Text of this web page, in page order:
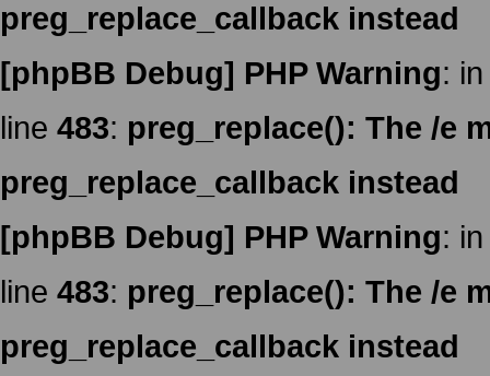
preg_replace_callback instead
[phpBB Debug] PHP Warning:
line 483: preg_replace(): The /e
preg_replace_callback instead
[phpBB Debug] PHP Warning:
line 483: preg_replace(): The /e
preg_replace_callback instead